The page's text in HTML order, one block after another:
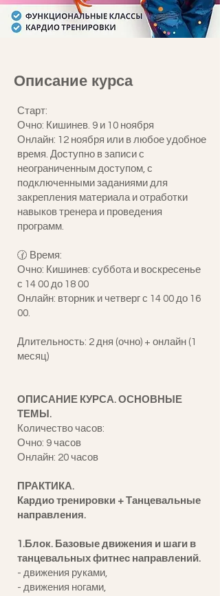
Описание курса
Старт:
Очно: Кишинев. 9 и 10 ноября
Онлайн: 12 ноября или в любое удобное
время. Доступно в записи с
неограниченным доступом, с
подключенными заданиями для
закрепления материала и отработки
навыков тренера и проведения
программ.
🕜 Время:
Очно: Кишинев: суббота и воскресенье
с 14 00 до 18 00
Онлайн: вторник и четверг с 14 00 до 16
00.
Длительность: 2 дня (очно) + онлайн (1
месяц)
ОПИСАНИЕ КУРСА. ОСНОВНЫЕ
ТЕМЫ.
Количество часов:
Очно: 9 часов
Онлайн: 20 часов
ПРАКТИКА.
Кардио тренировки + Танцевальные
направления.
1.Блок. Базовые движения и шаги в
танцевальных фитнес направлений.
- движения руками,
- движения ногами,